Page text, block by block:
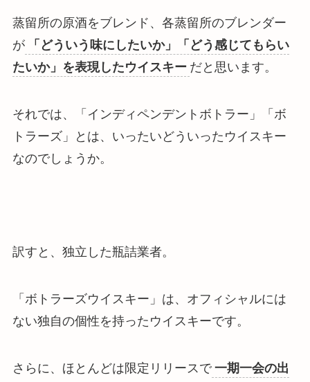
蒸留所の原酒をブレンド、各蒸留所のブレンダー
が
「どういう味にしたいか」「どう感じてもらい
たいか」を表現したウイスキー だと思います。
それでは、「インディペンデントボトラー」「ボ
トラーズ」とは、いったいどういったウイスキー
なのでしょうか。
訳すと、 独立した瓶詰業者。
「ボトラーズウイスキー」は、 オフィシャルには
ない独自の個性を持ったウイスキーです。
さらに、ほとんどは限定リリースで 一期一会の出